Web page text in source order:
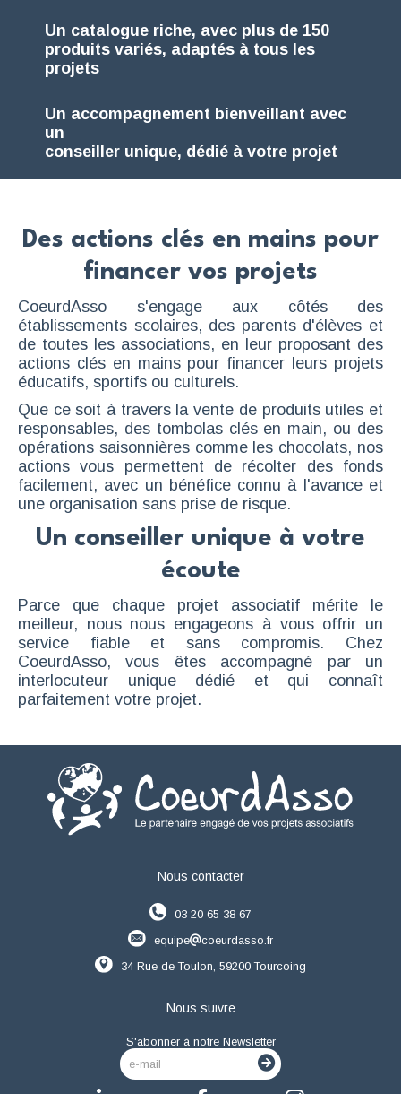
Un catalogue riche, avec plus de 150
produits variés, adaptés à tous les
projets
Un accompagnement bienveillant avec
un
conseiller unique, dédié à votre projet
Des actions clés en mains pour
financer vos projets
CoeurdAsso s'engage aux côtés des
établissements scolaires, des parents d'élèves et
de toutes les associations, en leur proposant des
actions clés en mains pour financer leurs projets
éducatifs, sportifs ou culturels.
Que ce soit à travers la vente de produits utiles et
responsables, des tombolas clés en main, ou des
opérations saisonnières comme les chocolats, nos
actions vous permettent de récolter des fonds
facilement, avec un bénéfice connu à l'avance et
une organisation sans prise de risque.
Un conseiller unique à votre
écoute
Parce que chaque projet associatif mérite le
meilleur, nous nous engageons à vous offrir un
service fiable et sans compromis. Chez
CoeurdAsso, vous êtes accompagné par un
interlocuteur unique dédié et qui connaît
parfaitement votre projet.
Nous contacter
03 20 65 38 67
equipe
coeurdasso.fr
34 Rue de Toulon, 59200 Tourcoing
Nous suivre
S'abonner à notre Newsletter
e-mail